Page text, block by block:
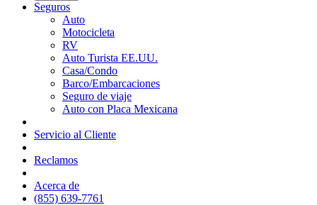
Seguros
Auto
Motocicleta
RV
Auto Turista EE.UU.
Casa/Condo
Barco/Embarcaciones
Seguro de viaje
Auto con Placa Mexicana
Servicio al Cliente
Reclamos
Acerca de
(855) 639-7761